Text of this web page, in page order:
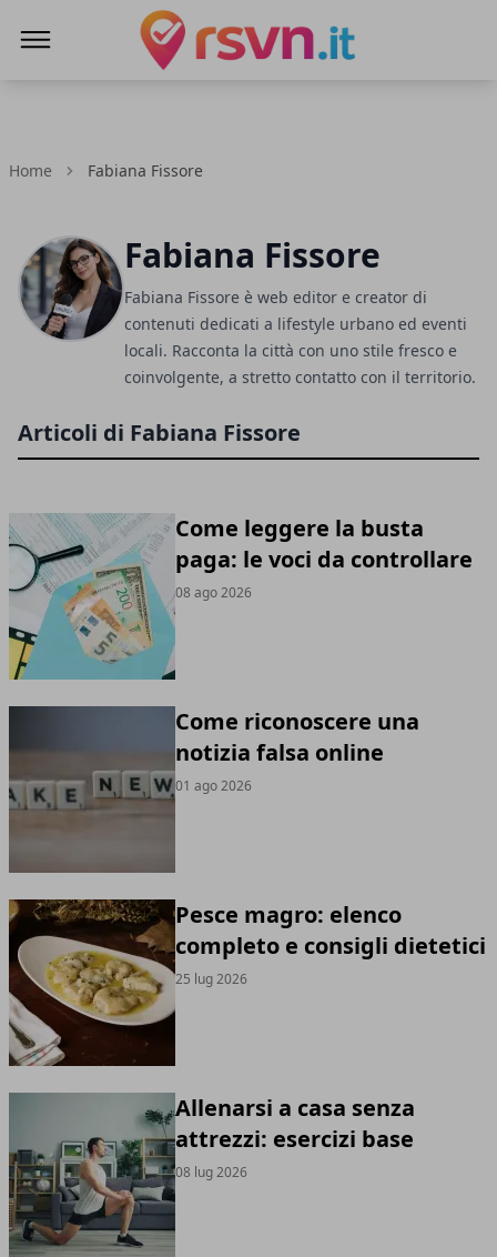
Home Fabiana Fissore
Fabiana Fissore
Fabiana Fissore è web editor e creator di
contenuti dedicati a lifestyle urbano ed eventi
locali. Racconta la città con uno stile fresco e
coinvolgente, a stretto contatto con il territorio.
Articoli di Fabiana Fissore
Come leggere la busta
paga: le voci da controllare
08 ago 2026
Come riconoscere una
notizia falsa online
01 ago 2026
Pesce magro: elenco
completo e consigli dietetici
25 lug 2026
Allenarsi a casa senza
attrezzi: esercizi base
08 lug 2026